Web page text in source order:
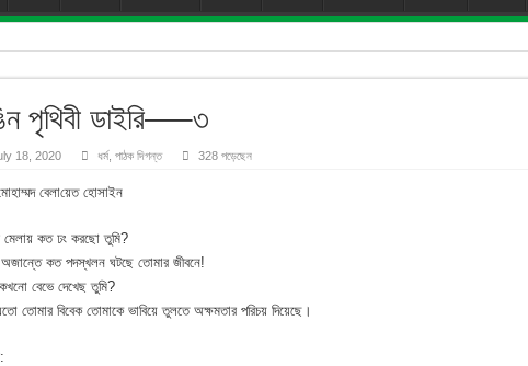
পৃ‌থিবী ডাই‌রি—–৩
18, 2020 ধর্ম, পাঠক দিগন্ত 328 পড়েছেন
বেলা‌য়েত হোসাইন
মেলায় কত ঢং করছো ত‌ুমি?
কত পদস্খলন ঘটছে তোমার জীবনে!
বেভে দেখেছ তুমি?
তোমার বিবেক তোমাকে ভাবিয়ে তুলতে অক্ষমতার প‌রিচয় দিয়েছে।